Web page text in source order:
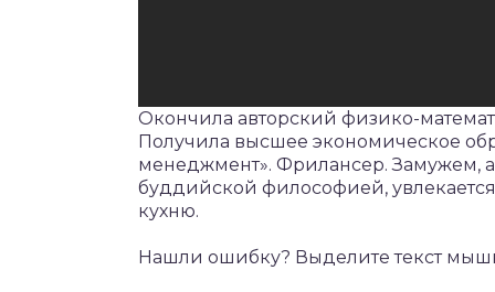
Окончила авторский физико-
Получила высшее экономическое
менеджмент». Фрилансер. Замужем,
буддийской философией,
кухню.
Нашли ошибку? Выделите текст